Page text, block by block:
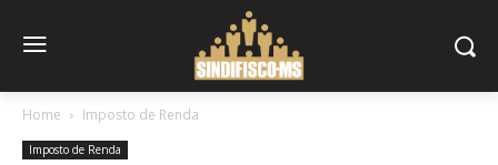
Home Imposto de Renda
Imposto de Renda